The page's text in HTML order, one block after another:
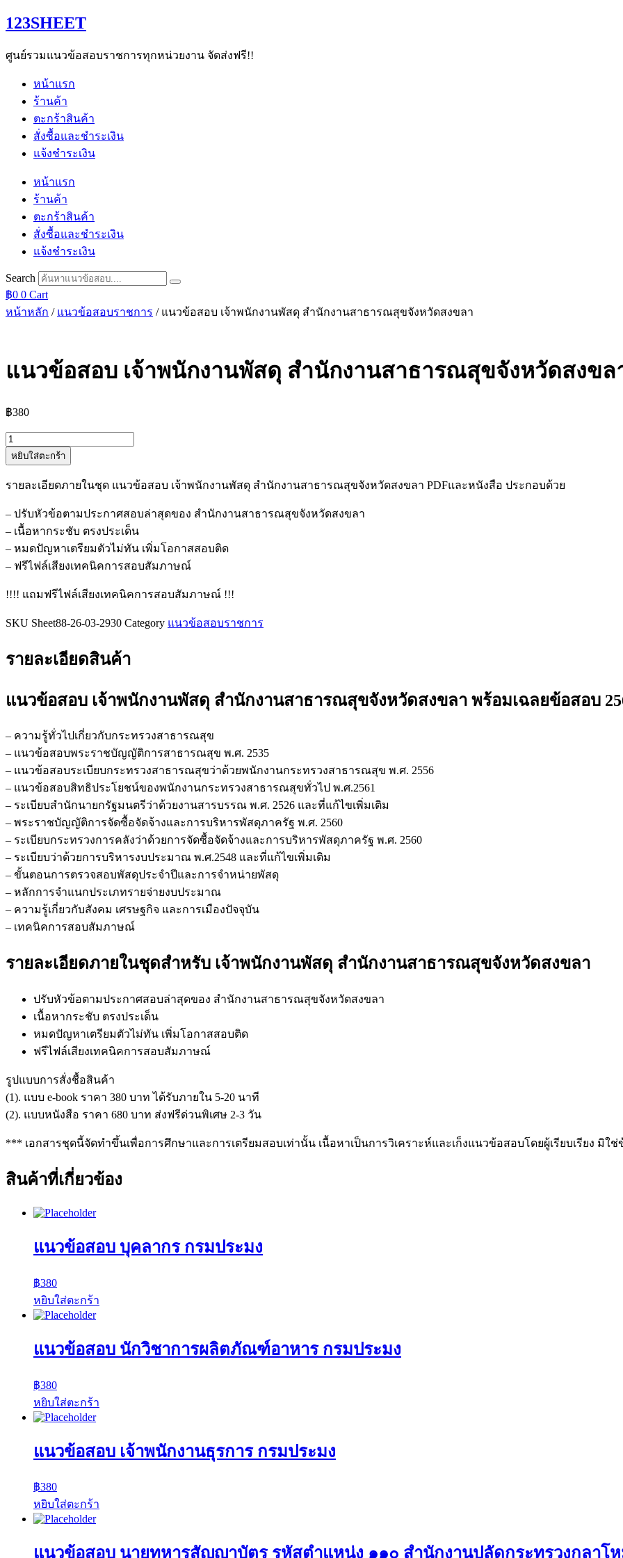
Skip
to
123SHEET
ศูนย์รวมแนวข้อสอบราชการทุกหน่วยงาน จัดส่งฟรี!!
หน้าแรก
ร้านค้า
ตะกร้าสินค้า
สั่งซื้อและชำระเงิน
แจ้งชำระเงิน
หน้าแรก
ร้านค้า
ตะกร้าสินค้า
สั่งซื้อและชำระเงิน
แจ้งชำระเงิน
Search
฿0 0 Cart
หน้าหลัก / แนวข้อสอบราชการ / แนวข้อสอบ เจ้าพนักงานพัสดุ สำนักงานสาธารณสุขจังหวัดสงขลา
แนวข้อสอบ เจ้าพนักงานพัสดุ สำนักงานสาธารณสุขจังหวัดสงขล
฿380
จำนวน
แนว
เจ้า
พนักงาน
พัสดุ
สำนักงาน
สาธารณสุข
สงขลา
หยิบใส่ตะกร้า
รายละเอียดภายในชุด แนวข้อสอบ เจ้าพนักงานพัสดุ สำนักงานสาธารณสุขจังหวัดสงขลา PDFและหนังสือ ประกอบด้วย
– ปรับหัวข้อตามประกาศสอบล่าสุดของ สำนักงานสาธารณสุขจังหวัดสงขลา
– เนื้อหากระชับ ตรงประเด็น
– หมดปัญหาเตรียมตัวไม่ทัน เพิ่มโอกาสสอบติด
– ฟรีไฟล์เสียงเทคนิคการสอบสัมภาษณ์
!!!! แถมฟรีไฟล์เสียงเทคนิคการสอบสัมภาษณ์ !!!
SKU Sheet88-26-03-2930 Category แนวข้อสอบราชการ
รายละเอียดสินค้า
แนวข้อสอบ เจ้าพนักงานพัสดุ สำนักงานสาธารณสุขจังหวัดสงขลา พร้อมเฉลยข้อสอบ
– ความรู้ทั่วไปเกี่ยวกับกระทรวงสาธารณสุข
– แนวข้อสอบพระราชบัญญัติการสาธารณสุข พ.ศ. 2535
– แนวข้อสอบระเบียบกระทรวงสาธารณสุขว่าด้วยพนักงานกระทรวงสาธารณสุข พ.ศ. 2556
– แนวข้อสอบสิทธิประโยชน์ของพนักงานกระทรวงสาธารณสุขทั่วไป พ.ศ.2561
– ระเบียบสำนักนายกรัฐมนตรีว่าด้วยงานสารบรรณ พ.ศ. 2526 และที่แก้ไขเพิ่มเติม
– พระราชบัญญัติการจัดซื้อจัดจ้างและการบริหารพัสดุภาครัฐ พ.ศ. 2560
– ระเบียบกระทรวงการคลังว่าด้วยการจัดซื้อจัดจ้างและการบริหารพัสดุภาครัฐ พ.ศ. 2560
– ระเบียบว่าด้วยการบริหารงบประมาณ พ.ศ.2548 และที่แก้ไขเพิ่มเติม
– ขั้นตอนการตรวจสอบพัสดุประจำปีและการจำหน่ายพัสดุ
– หลักการจำแนกประเภทรายจ่ายงบประมาณ
– ความรู้เกี่ยวกับสังคม เศรษฐกิจ และการเมืองปัจจุบัน
– เทคนิคการสอบสัมภาษณ์
รายละเอียดภายในชุดสำหรับ เจ้าพนักงานพัสดุ สำนักงานสาธารณสุขจังหวัดสงขลา
ปรับหัวข้อตามประกาศสอบล่าสุดของ สำนักงานสาธารณสุขจังหวัดสงขลา
เนื้อหากระชับ ตรงประเด็น
หมดปัญหาเตรียมตัวไม่ทัน เพิ่มโอกาสสอบติด
ฟรีไฟล์เสียงเทคนิคการสอบสัมภาษณ์
รูปแบบการสั่งชื้อสินค้า
(1). แบบ e-book ราคา 380 บาท ได้รับภายใน 5-20 นาที
(2). แบบหนังสือ ราคา 680 บาท ส่งฟรีด่วนพิเศษ 2-3 วัน
*** เอกสารชุดนี้จัดทำขึ้นเพื่อการศึกษาและการเตรียมสอบเท่านั้น เนื้อหาเป็นการวิเคราะห์และเก็งแนวข้อสอบโดยผู้เรียบเรียง มิใ
สินค้าที่เกี่ยวข้อง
แนวข้อสอบ บุคลากร กรมประมง
฿380
หยิบใส่ตะกร้า
แนวข้อสอบ นักวิชาการผลิตภัณฑ์อาหาร กรมประมง
฿380
หยิบใส่ตะกร้า
แนวข้อสอบ เจ้าพนักงานธุรการ กรมประมง
฿380
หยิบใส่ตะกร้า
แนวข้อสอบ นายทหารสัญญาบัตร รหัสตำแหน่ง ๑๑๐ สำนักงานปลัดกระทรวงกลาโ